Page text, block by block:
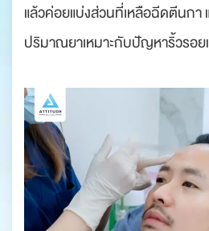
แล้วค่อยแบ่งส่วนที่เหลือฉีดตีนกา
ปริมาณยาเหมาะกับปัญหาริ้วรอย